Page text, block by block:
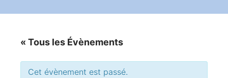
« Tous les Évènements
Cet évènement est passé.